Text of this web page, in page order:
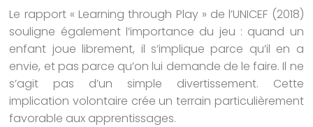
Le rapport « Learning through Play » de l’UNICEF (2018)
souligne également l’importance du jeu : quand un
enfant joue librement, il s’implique parce qu’il en a
envie, et pas parce qu’on lui demande de le faire. Il ne
s’agit pas d’un simple divertissement. Cette
implication volontaire crée un terrain particulièrement
favorable aux apprentissages.